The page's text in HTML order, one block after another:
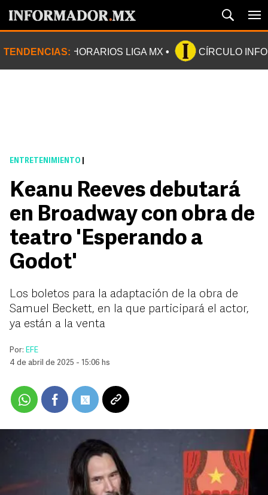
TENDENCIAS: HORARIOS LIGA MX CÍRCULO
ENTRETENIMIENTO
Keanu Reeves debutará
en Broadway con obra de
teatro 'Esperando a
Godot'
Los boletos para la adaptación de la obra de
Samuel Beckett, en la que participará el actor,
ya están a la venta
Por: EFE
4 de abril de 2025 - 15:06 hs